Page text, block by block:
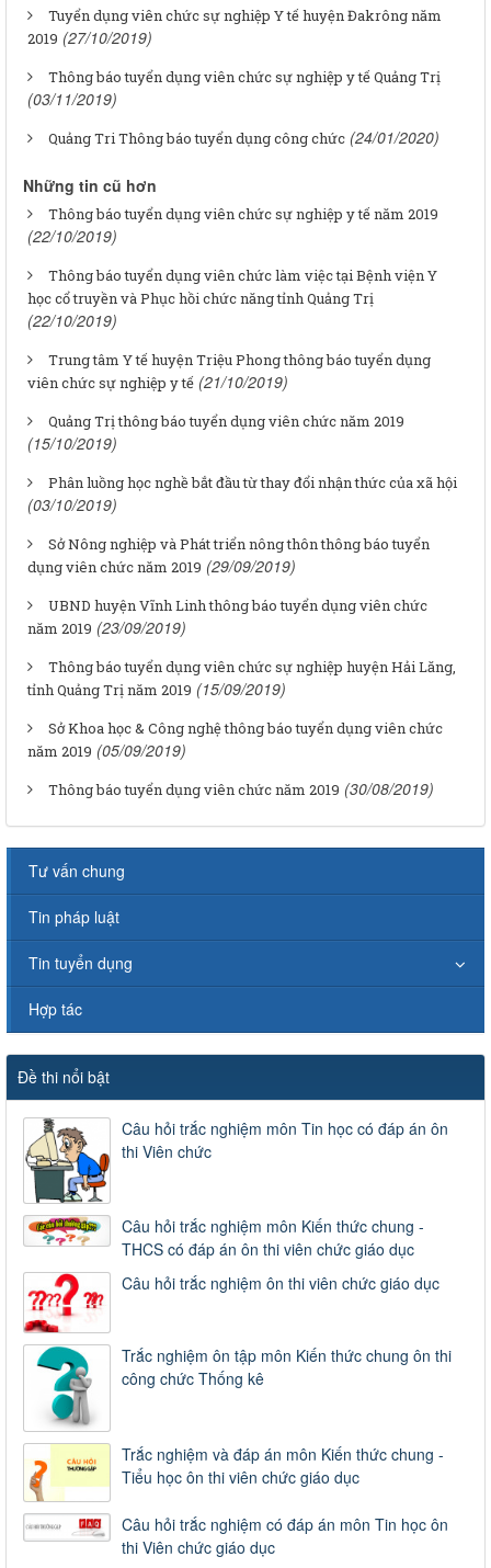
Tuyển dụng viên chức sự nghiệp Y tế huyện Đakrông năm
2019 (27/10/2019)
Thông báo tuyển dụng viên chức sự nghiệp y tế Quảng Trị
(03/11/2019)
Quảng Tri Thông báo tuyển dụng công chức (24/01/2020)
Những tin cũ hơn
Thông báo tuyển dụng viên chức sự nghiệp y tế năm 2019
(22/10/2019)
Thông báo tuyển dụng viên chức làm việc tại Bệnh viện Y
học cổ truyền và Phục hồi chức năng tỉnh Quảng Trị
(22/10/2019)
Trung tâm Y tế huyện Triệu Phong thông báo tuyển dụng
viên chức sự nghiệp y tế (21/10/2019)
Quảng Trị thông báo tuyển dụng viên chức năm 2019
(15/10/2019)
Phân luồng học nghề bắt đầu từ thay đổi nhận thức của xã hội
(03/10/2019)
Sở Nông nghiệp và Phát triển nông thôn thông báo tuyển
dụng viên chức năm 2019 (29/09/2019)
UBND huyện Vĩnh Linh thông báo tuyển dụng viên chức
năm 2019 (23/09/2019)
Thông báo tuyển dụng viên chức sự nghiệp huyện Hải Lăng,
tỉnh Quảng Trị năm 2019 (15/09/2019)
Sở Khoa học & Công nghệ thông báo tuyển dụng viên chức
năm 2019 (05/09/2019)
Thông báo tuyển dụng viên chức năm 2019 (30/08/2019)
Tư vấn chung
Tin pháp luật
Tin tuyển dụng
Hợp tác
Đề thi nổi bật
Câu hỏi trắc nghiệm môn Tin học có đáp án ôn
thi Viên chức
Câu hỏi trắc nghiệm môn Kiến thức chung -
THCS có đáp án ôn thi viên chức giáo dục
Câu hỏi trắc nghiệm ôn thi viên chức giáo dục
Trắc nghiệm ôn tập môn Kiến thức chung ôn thi
công chức Thống kê
Trắc nghiệm và đáp án môn Kiến thức chung -
Tiểu học ôn thi viên chức giáo dục
Câu hỏi trắc nghiệm có đáp án môn Tin học ôn
thi Viên chức giáo dục